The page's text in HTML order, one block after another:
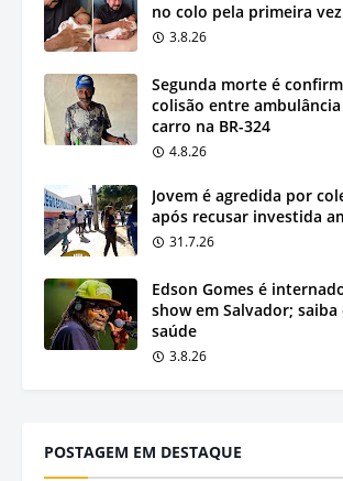
no colo pela primeira vez
3.8.26
Segunda morte é
colisão entre ambulância
carro na BR-324
4.8.26
Jovem é agredida por
após recusar investida
31.7.26
Edson Gomes é
show em Salvador;
saúde
3.8.26
POSTAGEM EM DESTAQUE